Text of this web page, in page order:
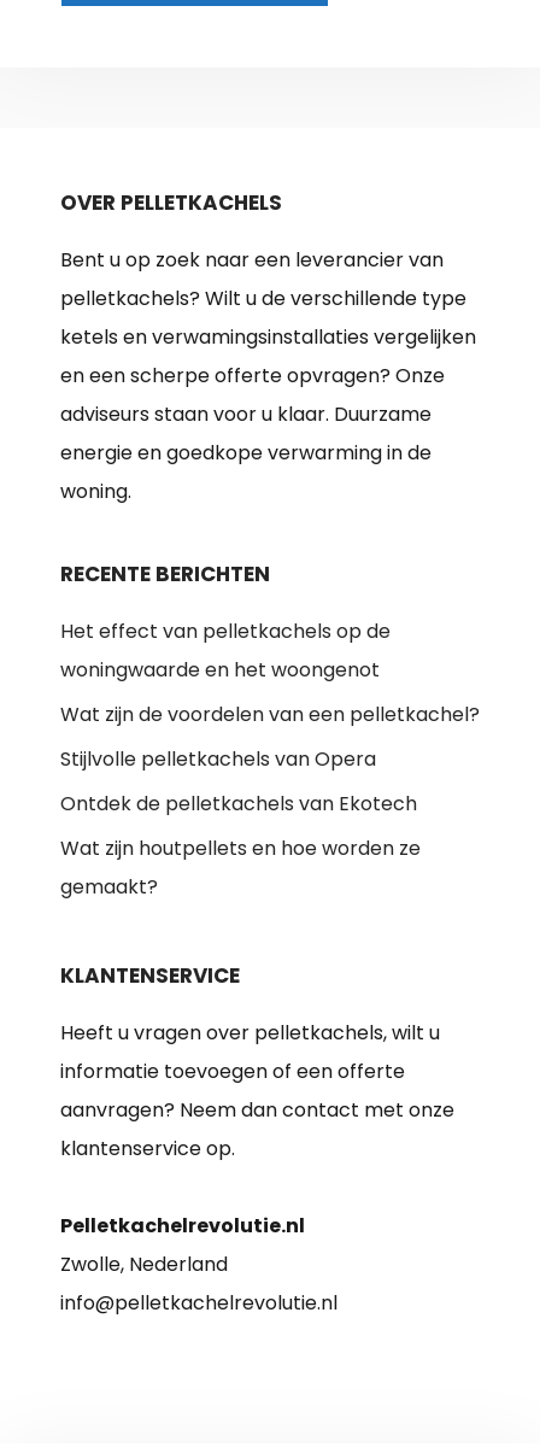
OVER PELLETKACHELS
Bent u op zoek naar een leverancier van
pelletkachels? Wilt u de verschillende type
ketels en verwamingsinstallaties vergelijken
en een scherpe offerte opvragen? Onze
adviseurs staan voor u klaar. Duurzame
energie en goedkope verwarming in de
woning.
RECENTE BERICHTEN
Het effect van pelletkachels op de
woningwaarde en het woongenot
Wat zijn de voordelen van een pelletkachel?
Stijlvolle pelletkachels van Opera
Ontdek de pelletkachels van Ekotech
Wat zijn houtpellets en hoe worden ze
gemaakt?
KLANTENSERVICE
Heeft u vragen over pelletkachels, wilt u
informatie toevoegen of een offerte
aanvragen? Neem dan contact met onze
klantenservice op.
Pelletkachelrevolutie.nl
Zwolle, Nederland
info@pelletkachelrevolutie.nl